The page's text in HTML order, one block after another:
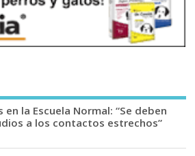
en la Escuela Normal: “Se deben
a los contactos estrechos”